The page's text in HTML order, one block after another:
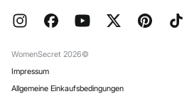
Geschenkverpackung
Jobangebote
WomenSecret 2026©
Impressum
Allgemeine Einkaufsbedingungen